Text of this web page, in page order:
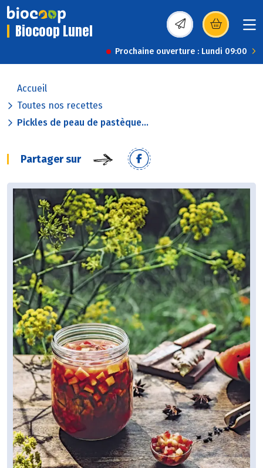
Biocoop Lunel (s’ouvre dans une
Prochaine ouverture : Lundi 09:00
Accueil
Toutes nos recettes
Pickles de peau de pastèque...
Partager sur